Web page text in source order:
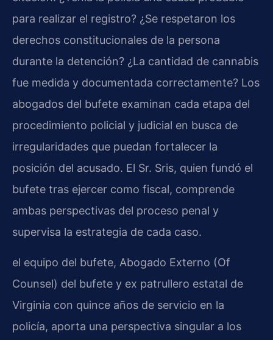
para realizar el registro? ¿Se respetaron los
derechos constitucionales de la persona
durante la detención? ¿La cantidad de cannabis
fue medida y documentada correctamente? Los
abogados del bufete examinan cada etapa del
procedimiento policial y judicial en busca de
irregularidades que puedan fortalecer la
posición del acusado. El Sr. Sris, quien fundó el
bufete tras ejercer como fiscal, comprende
ambas perspectivas del proceso penal y
supervisa la estrategia de cada caso.
el equipo del bufete, Abogado Externo (Of
Counsel) del bufete y ex patrullero estatal de
Virginia con quince años de servicio en la
policía, aporta una perspectiva singular a los